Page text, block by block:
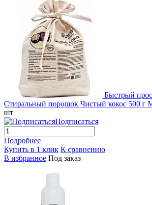
Быстрый
Стиральный порошок Чистый кокос 500 г
шт
Подписаться
Подробнее
Купить в 1 клик К сравнению
В избранное Под заказ